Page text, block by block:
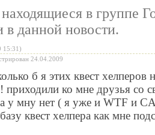
«Душа Дракона» —в группе
в данной новости.
15:31)
24.04.2009
б я этих квест хелперов
приходили ко мне друзья со
а у мну нет ( я уже и WTF и
квест хелпера как мне